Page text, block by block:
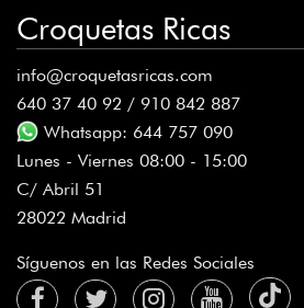
Croquetas Ricas
info@croquetasricas.com
640 37 40 92 / 910 842 887
Whatsapp: 644 757 090
Lunes - Viernes 08:00 - 15:00
C/ Abril 51
28022 Madrid
Síguenos en las Redes Sociales